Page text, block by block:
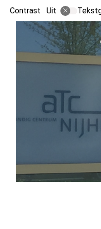
Contrast Uit